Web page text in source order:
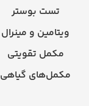
تست بوستر
ویتامین و مینرال
مکمل تقویتی
مکمل‌های گیاهی